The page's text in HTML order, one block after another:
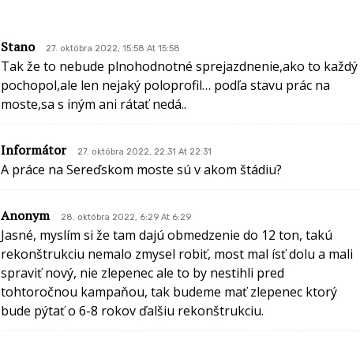
Stano 27. októbra 2022, 15:58 At 15:58
Tak že to nebude plnohodnotné sprejazdnenie,ako to každý
pochopol,ale len nejaký poloprofil… podľa stavu prác na
moste,sa s iným ani rátať nedá..
Informátor 27. októbra 2022, 22:31 At 22:31
A práce na Sereďskom moste sú v akom štádiu?
Anonym 28. októbra 2022, 6:29 At 6:29
Jasné, myslím si že tam dajú obmedzenie do 12 ton, takú
rekonštrukciu nemalo zmysel robiť, most mal ísť dolu a mali
spraviť nový, nie zlepenec ale to by nestihli pred
tohtoročnou kampaňou, tak budeme mať zlepenec ktorý
bude pýtať o 6-8 rokov ďalšiu rekonštrukciu.